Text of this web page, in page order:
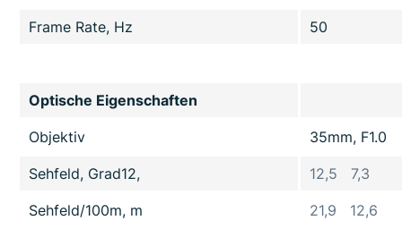
Frame Rate, Hz 50
Optische Eigenschaften
Objektiv 35mm, F1.0
Sehfeld, Grad12, 12,5 7,3
Sehfeld/100m, m 21,9 12,6